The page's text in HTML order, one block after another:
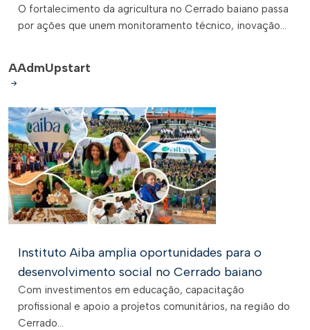
O fortalecimento da agricultura no Cerrado baiano passa
por ações que unem monitoramento técnico, inovação...
AAdmUpstart
Instituto Aiba amplia oportunidades para o
desenvolvimento social no Cerrado baiano
Com investimentos em educação, capacitação
profissional e apoio a projetos comunitários, na região do
Cerrado...